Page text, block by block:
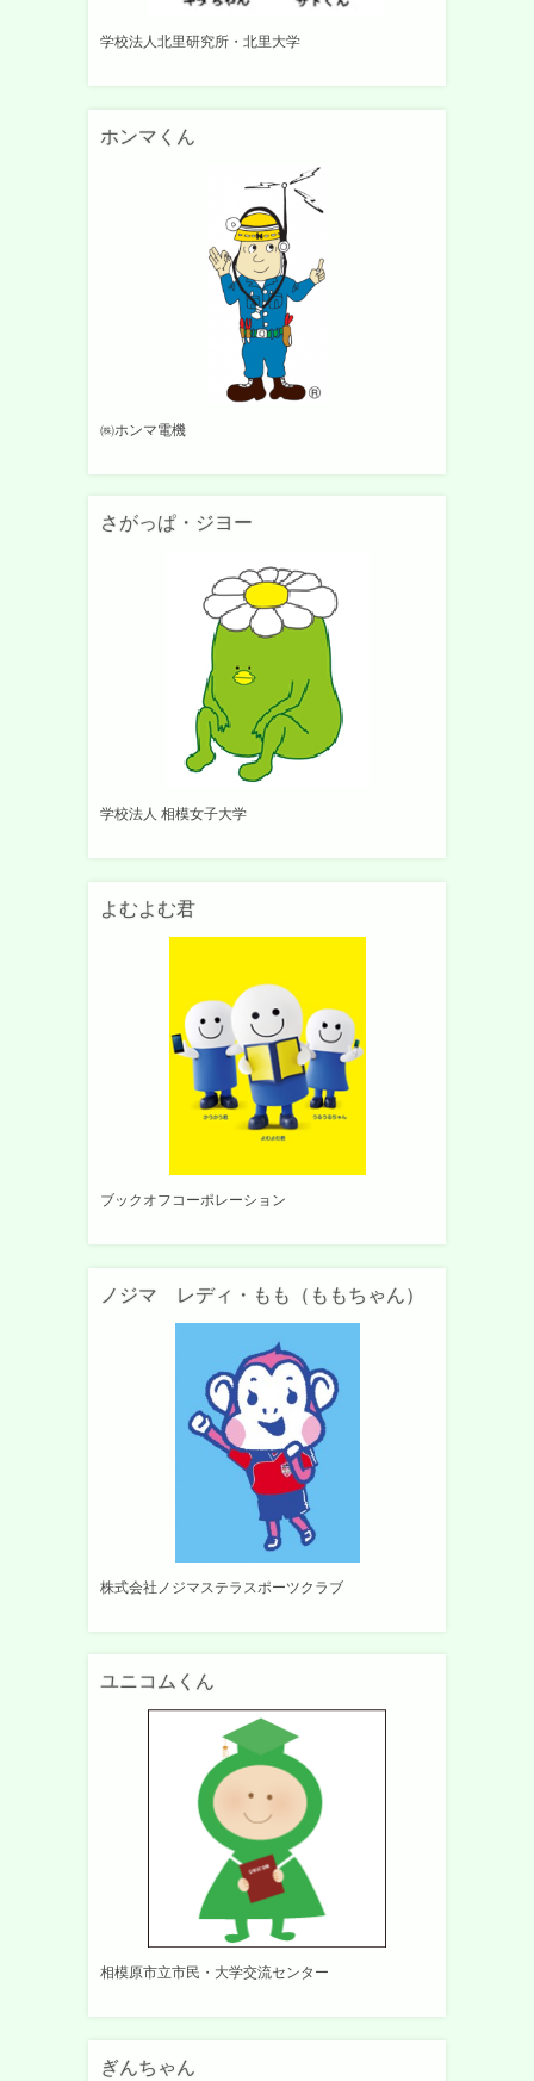
学校法人北里研究所・北里大学
ホンマくん
㈱ホンマ電機
さがっぱ・ジヨー
学校法人 相模女子大学
よむよむ君
ブックオフコーポレーション
ノジマ レディ・もも（ももちゃん）
株式会社ノジマステラスポーツクラブ
ユニコムくん
相模原市立市民・大学交流センター
ぎんちゃん